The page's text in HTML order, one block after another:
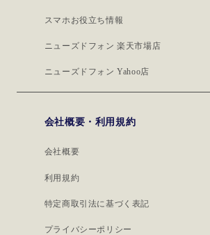
スマホお役立ち情報
ニューズドフォン 楽天市場店
ニューズドフォン Yahoo店
会社概要・利用規約
会社概要
利用規約
特定商取引法に基づく表記
プライバシーポリシー